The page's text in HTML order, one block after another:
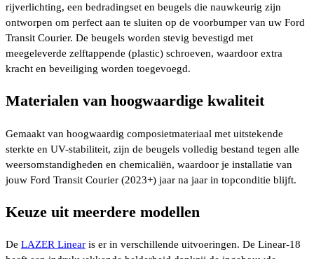
rijverlichting, een bedradingset en beugels die nauwkeurig zijn
ontworpen om perfect aan te sluiten op de voorbumper van uw Ford
Transit Courier. De beugels worden stevig bevestigd met
meegeleverde zelftappende (plastic) schroeven, waardoor extra
kracht en beveiliging worden toegevoegd.
Materialen van hoogwaardige kwaliteit
Gemaakt van hoogwaardig composietmateriaal met uitstekende
sterkte en UV-stabiliteit, zijn de beugels volledig bestand tegen alle
weersomstandigheden en chemicaliën, waardoor je installatie van
jouw Ford Transit Courier (2023+) jaar na jaar in topconditie blijft.
Keuze uit meerdere modellen
De LAZER Linear is er in verschillende uitvoeringen. De Linear-18